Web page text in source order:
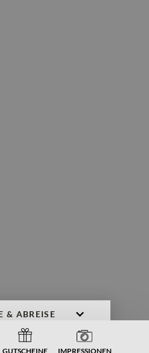
GUTSCHEINE IMPRESSIONEN
BUCHEN